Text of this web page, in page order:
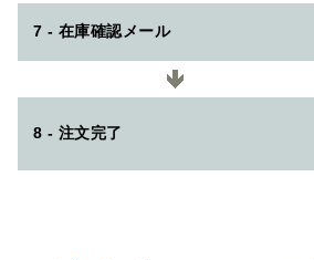
7 - 在庫確認メール
8 - 注文完了